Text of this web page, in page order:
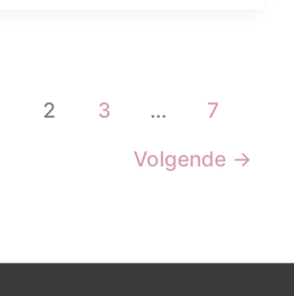
2 3 …
7
Volgende →